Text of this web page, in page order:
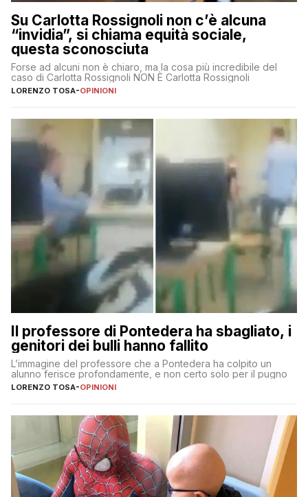
Su Carlotta Rossignoli non c’è alcuna
“invidia”, si chiama equità sociale,
questa sconosciuta
Forse ad alcuni non è chiaro, ma la cosa più incredibile del
caso di Carlotta Rossignoli NON È Carlotta Rossignoli
LORENZO TOSA-OPINIONI
Il professore di Pontedera ha sbagliato, i
genitori dei bulli hanno fallito
L’immagine del professore che a Pontedera ha colpito un
alunno ferisce profondamente, e non certo solo per il pugno
LORENZO TOSA-OPINIONI